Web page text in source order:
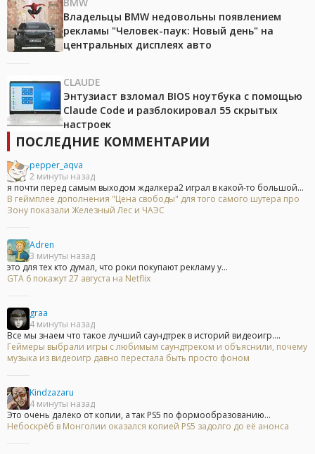
BMW
Владельцы BMW недовольны появлением
рекламы "Человек-паук: Новый день" на
центральных дисплеях авто
CLAUDE
Энтузиаст взломал BIOS ноутбука с помощью
Claude Code и разблокировал 55 скрытых
настроек
ПОСЛЕДНИЕ КОММЕНТАРИИ
pepper_aqva
2 минуты назад
я почти перед самым выходом ждалкера2 играл в какой-то большой...
В геймплее дополнения "Цена свободы" для того самого шутера про
Зону показали Железный Лес и ЧАЭС
Adren
3 минуты назад
это для тех кто думал, что роки покупают рекламу у...
GTA 6 покажут 27 августа на Netflix
graa
4 минуты назад
Все мы знаем что такое лучший саундтрек в историй видеоигр....
Геймеры выбрали игры с любимым саундтреком и объяснили, почему
музыка из видеоигр давно перестала быть просто фоном
Kindzazaru
4 минуты назад
Это очень далеко от копии, а так PS5 по формообразованию...
Небоскрёб в Монголии оказался копией PS5 задолго до её анонса